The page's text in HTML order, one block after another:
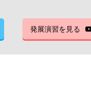
発展演習を見る